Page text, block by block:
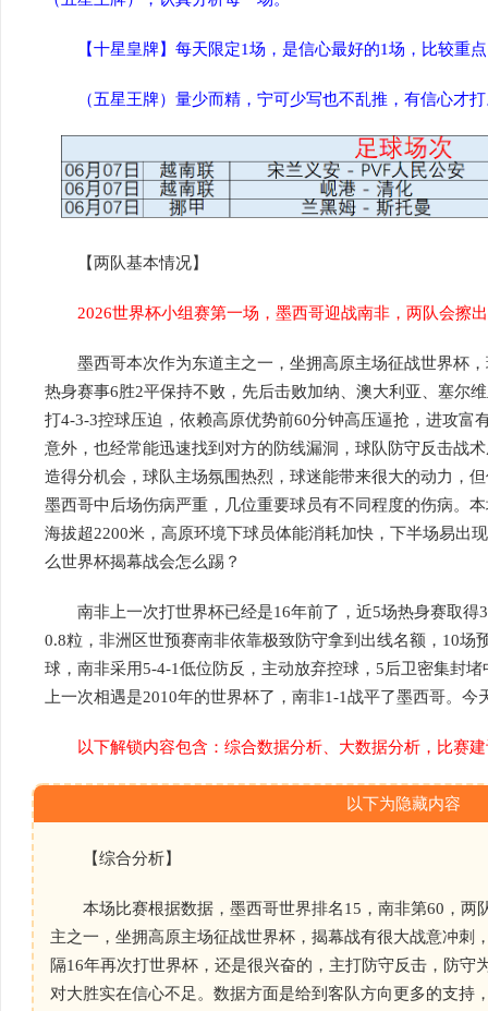
【十星皇牌】每天限定1场，是信心最好的1场，比较重点
（五星王牌）量少而精，宁可少写也不乱推，有信心才打
【两队基本情况】
2026世界杯小组赛第一场，墨西哥迎战南非，两队会擦
墨西哥本次作为东道主之一，坐拥高原主场征战世界杯，
热身赛事6胜2平保持不败，先后击败加纳、澳大利亚、塞尔
打4-3-3控球压迫，依赖高原优势前60分钟高压逼抢，进攻富
意外，也经常能迅速找到对方的防线漏洞，球队防守反击战
造得分机会，球队主场氛围热烈，球迷能带来很大的动力，
墨西哥中后场伤病严重，几位重要球员有不同程度的伤病。
海拔超2200米，高原环境下球员体能消耗加快，下半场易出
么世界杯揭幕战会怎么踢？
南非上一次打世界杯已经是16年前了，近5场热身赛取得
0.8粒，非洲区世预赛南非依靠极致防守拿到出线名额，10场
球，南非采用5-4-1低位防反，主动放弃控球，5后卫密集封
上一次相遇是2010年的世界杯了，南非1-1战平了墨西哥。
以下解锁内容包含：综合数据分析、大数据分析，比赛
以下为隐藏内容
【综合分析】
本场比赛根据数据，墨西哥世界排名15，南非第60，两
主之一，坐拥高原主场征战世界杯，揭幕战有很大战意冲刺
隔16年再次打世界杯，还是很兴奋的，主打防守反击，防守
对大胜实在信心不足。数据方面是给到客队方向更多的支持